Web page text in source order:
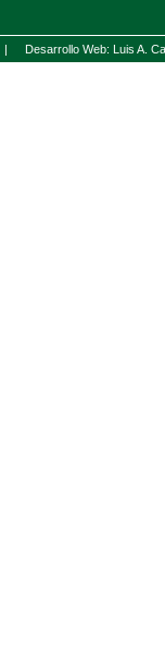
| Desarrollo Web: Luis